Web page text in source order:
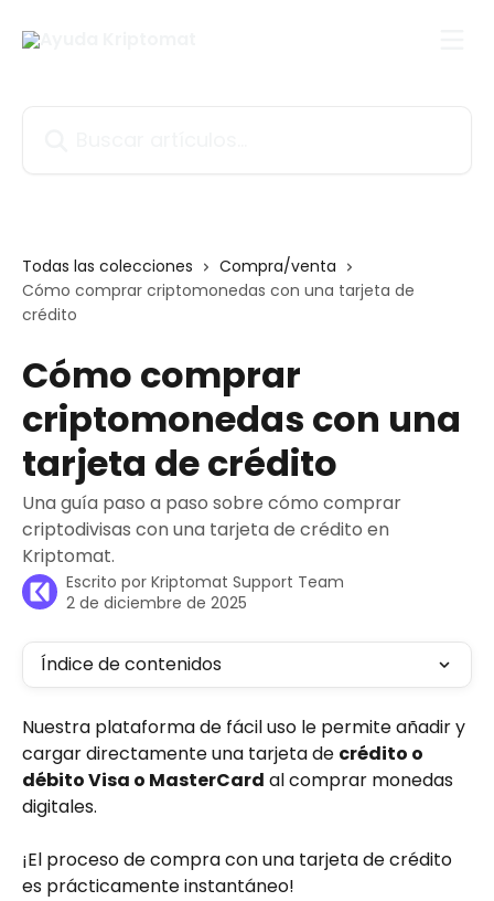
Todas las colecciones
Compra/venta
Cómo comprar criptomonedas con una tarjeta de
crédito
Cómo comprar
criptomonedas con una
tarjeta de crédito
Una guía paso a paso sobre cómo comprar
criptodivisas con una tarjeta de crédito en
Kriptomat.
Escrito por Kriptomat Support Team
2 de diciembre de 2025
Índice de contenidos
Nuestra plataforma de fácil uso le permite añadir y
cargar directamente una tarjeta de crédito o
débito Visa o MasterCard al comprar monedas
digitales.
¡El proceso de compra con una tarjeta de crédito
es prácticamente instantáneo!